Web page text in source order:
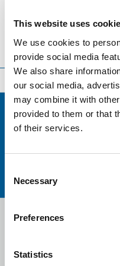
This website uses
We use cookies to
provide social media
We also share
our social media,
may combine it with
provided to them or that
of their services.
Selection
Necessary
Preferences
Statistics
Translation language
2024.12.19